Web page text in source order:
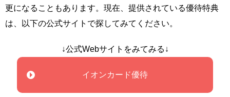
更になることもあります。現在、提供されている優待特典
は、以下の公式サイトで探してみてください。
↓公式Webサイトをみてみる↓
イオンカード優待